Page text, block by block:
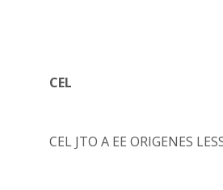
CEL
CEL JTO A EE ORIGENES